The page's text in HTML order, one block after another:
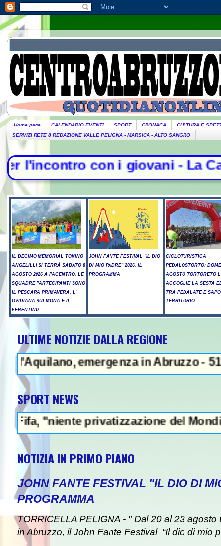
Home page CALENDARIO EVENTI SPORT CRONACA
CULTURA E
SERVIZI RETE 8 REDAZIONE VALLE PELIGNA - MARSICA - ALTO SANGRO
i giovani - La Camera
IL DECIMO MEMORIAL TONINO
ANGELILLI SI TERRÀ SABATO 8
AGOSTO 2026 A PACENTRO. LE
SQUADRE PARTECIPANTI SONO
IL PESCARA PRIMAVERA, L'
OVIDIANA SULMONA E IL
FERENTINO
JOHN FANTE FESTIVAL "IL DIO
DI MIO PADRE" 2026, IL
PROGRAMMA
CICLOTURISTICA
PEDALOSTORTO:
AGOSTO TORTORETO
ACCOGLIE LA SESTA
TRA PEDALATE E
TERRITORIO
ULTIME NOTIZIE DALLA REGIONE
emergenza in Abruzzo - 51enne
SPORT NEWS
privatizzazione del Mondiale"-
NOTIZIA IN PRIMO PIANO
JOHN FANTE FESTIVAL "IL DIO DI
PROGRAMMA
TORRICELLA PELIGNA - " Dal 20 al 23 agosto
in Abruzzo, il John Fante Festival “Il dio di mio
NEWS IN